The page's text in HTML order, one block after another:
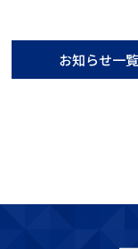
お知らせ一